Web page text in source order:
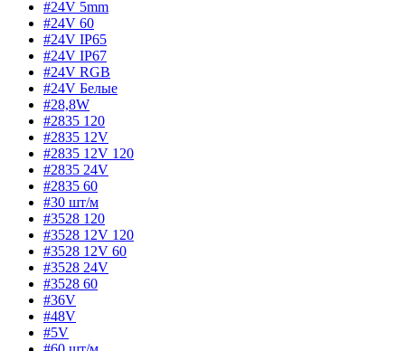
#24V 5mm
#24V 60
#24V IP65
#24V IP67
#24V RGB
#24V Белые
#28,8W
#2835 120
#2835 12V
#2835 12V 120
#2835 24V
#2835 60
#30 шт/м
#3528 120
#3528 12V 120
#3528 12V 60
#3528 24V
#3528 60
#36V
#48V
#5V